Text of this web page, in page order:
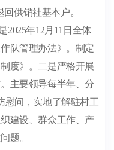
回供销社基本户。
2025年12月 11 日全体
队管理办法》。制定
度》。二是严格开展
主要领导每半年、分
慰问，实地了解驻村工
建设、群众工作、产
题。